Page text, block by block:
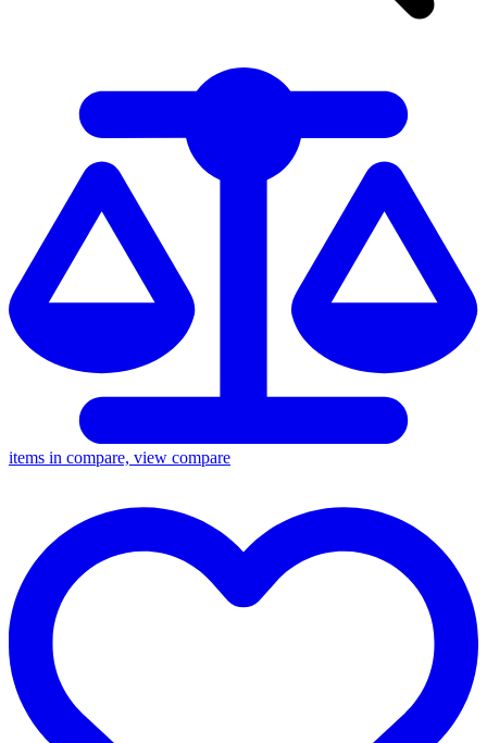
items in compare, view compare